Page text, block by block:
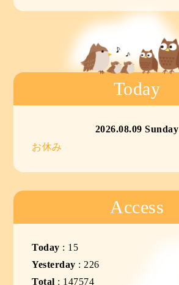
Today
2026.08.09 Sunday
お休み
Access
Today : 15
Yesterday : 226
Total : 147574